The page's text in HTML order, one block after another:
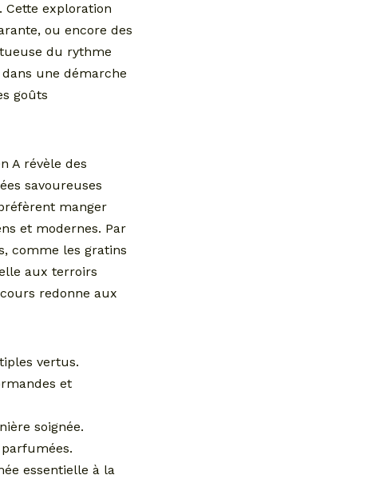
exploration
ou encore des
du rythme
une démarche
goûts
A révèle des
savoureuses
manger
et modernes. Par
comme les gratins
aux terroirs
redonne aux
vertus.
et
soignée.
essentielle à la